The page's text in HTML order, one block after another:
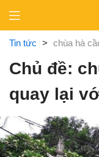
content
Tin tức > chùa hà
Chủ đề:
quay lại